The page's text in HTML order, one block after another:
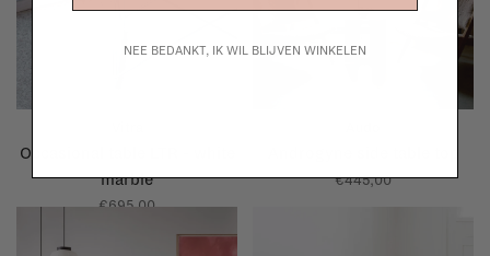
Occasional table LTR - white
marble
€695,00
€445,00
NEE BEDANKT, IK WIL BLIJVEN WINKELEN